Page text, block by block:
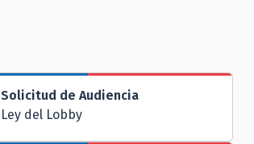
Solicitud de Audiencia
Ley del Lobby